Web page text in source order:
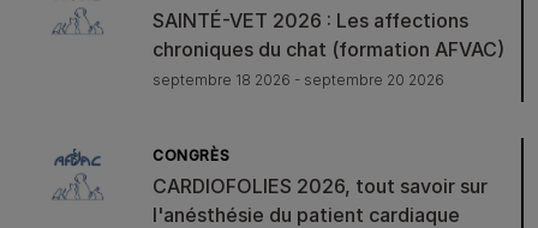
SAINTÉ-VET 2026 : Les affections
chroniques du chat (formation AFVAC)
septembre 18 2026 - septembre 20 2026
CONGRÈS
CARDIOFOLIES 2026, tout savoir sur
l'anésthésie du patient cardiaque